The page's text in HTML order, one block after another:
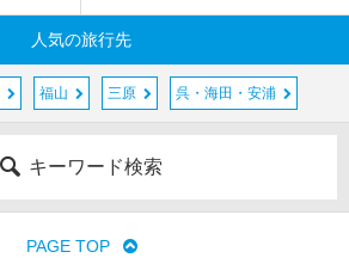
人気の旅行先
福山 三原 呉・海田・安浦
キーワード検索
PAGE TOP